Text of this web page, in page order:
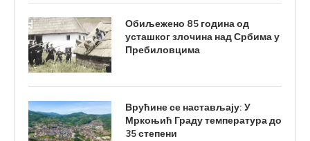
Обиљежено 85 година од
усташког злочина над Србима у
Пребиловцима
Врућине се настављају: У
Мркоњић Граду температура до
35 степени